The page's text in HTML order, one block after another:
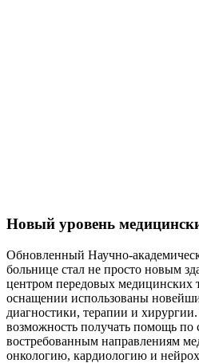
Новый уровень
Обновленный Научно-
больнице стал не просто новым
центром передовых медицинских
оснащении использованы
диагностики, терапии и
возможность получать помощь
востребованным направлениям
онкологию, кардиологию и